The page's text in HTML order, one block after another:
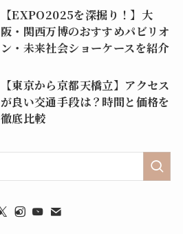
【EXPO2025を深掘り！】大
阪・関西万博のおすすめパビリオ
ン・未来社会ショーケースを紹介
【東京から京都天橋立】アクセス
が良い交通手段は？時間と価格を
徹底比較